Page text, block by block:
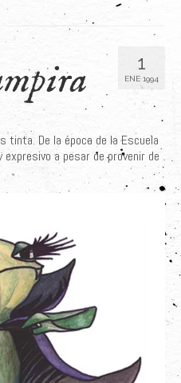
1
ENE 1994
tinta. De la época de la Escuela
a pesar de provenir de